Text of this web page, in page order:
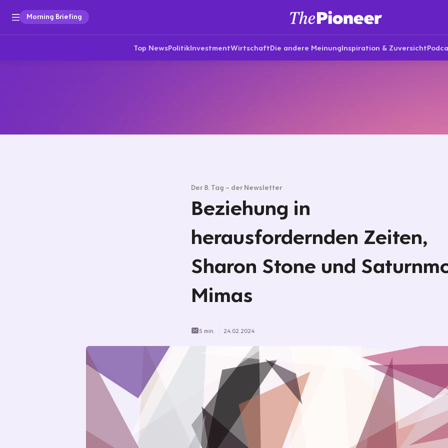
Morning Briefing
Top NewsPolitikInvestmentWirtschaftDie andere MeinungInspiration & Zuversicht
Der 8. Tag – der Newsletter
Beziehung in
herausfordernden Zeiten,
Sharon Stone und
Mimas
5 min. 24.02.2024